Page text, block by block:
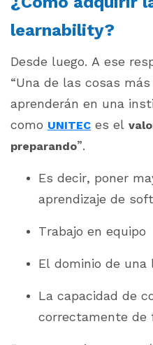
learnability?
Desde luego. A ese
“Una de las cosas
aprenderán en una
como UNITEC es el
preparando”.
Es decir, poner
aprendizaje de
Trabajo en equipo
El dominio de una
La capacidad de
correctamente de